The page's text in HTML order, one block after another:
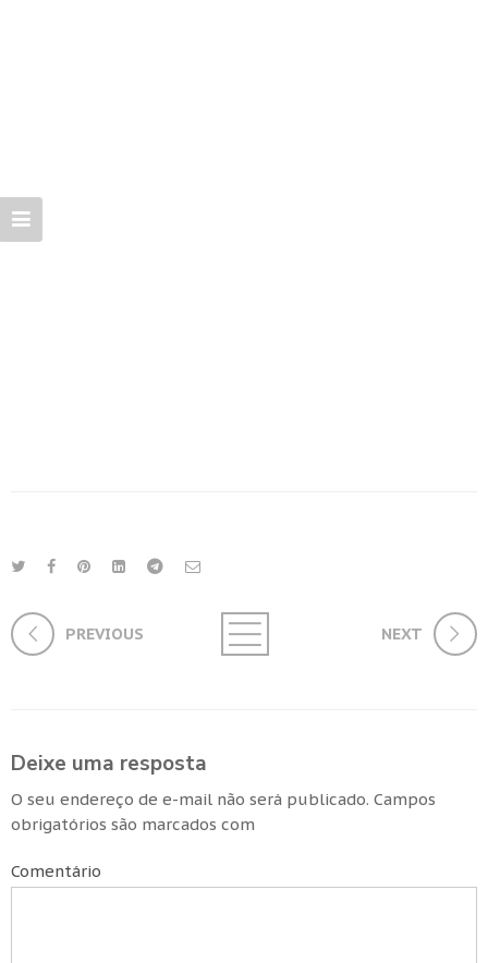
PREVIOUS NEXT
Deixe uma resposta
O seu endereço de e-mail não será publicado. Campos
obrigatórios são marcados com
Comentário